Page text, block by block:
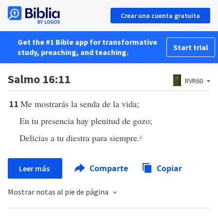
Crear una cuenta gratuita
Get the #1 Bible app for transformative
study, preaching, and teaching.
Start trial
Salmo 16:11 RVR60
11 Me mostrarás la senda de la vida;
En tu presencia hay plenitud de gozo;
Delicias a tu diestra para siempre.c
Leer más Comparte Copiar
Mostrar notas al pie de página